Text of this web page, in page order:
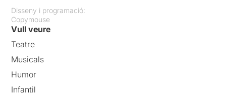
Disseny i programació:
Copymouse
Vull veure
Teatre
Musicals
Humor
Infantil